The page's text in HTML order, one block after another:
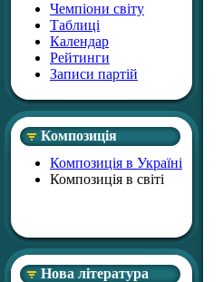
Чемпіони світу
Таблиці
Календар
Рейтинги
Записи партій
Композиція
Композиція в Україні
Композиція в світі
Нова література